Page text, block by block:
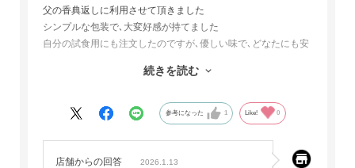
父の香典返しに利用させて頂きました
シンプルな包装で､大変好感が持てました
自分の試食用にも注文したのですが､優しい味で､どなたにも安
次回はディップの購入もしてみたいと思います
続きを読む
参考になった 1 Like! 0
店舗からの回答 2026.1.13